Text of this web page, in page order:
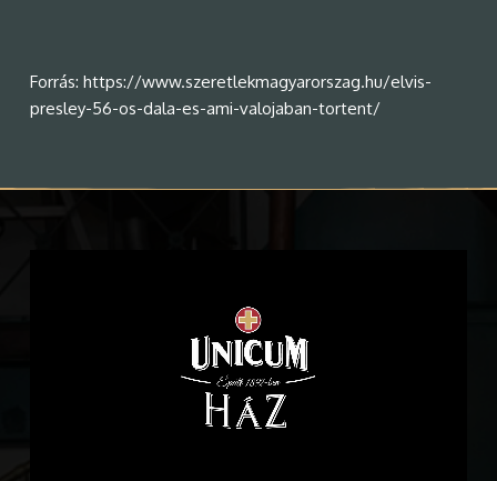
Forrás: https://www.szeretlekmagyarorszag.hu/elvis-
presley-56-os-dala-es-ami-valojaban-tortent/